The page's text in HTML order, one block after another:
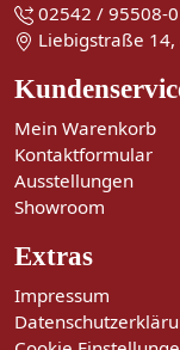
02542 / 95508-0
Liebigstraße
Mein Warenkorb
Kontaktformular
Ausstellungen
Showroom
Extras
Impressum